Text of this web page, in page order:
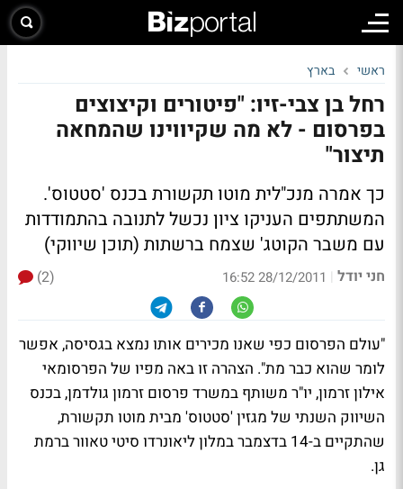
ראשי בארץ
רחל בן צבי-זיו: "פיטורים וקיצוצים
בפרסום - לא מה שקיווינו שהמחאה
תיצור"
כך אמרה מנכ"לית מוטו תקשורת בכנס 'סטטוס'.
המשתתפים העניקו ציון נכשל לתנובה בהתמודדות
עם משבר הקוטג' שצמח ברשתות (תוכן שיווקי)
חני יודל |
28/12/2011 16:52
(2)
"עולם הפרסום כפי שאנו מכירים אותו נמצא בגסיסה, אפשר
לומר שהוא כבר מת". הצהרה זו באה מפיו של הפרסומאי
אילון זרמון, יו"ר משותף במשרד פרסום זרמון גולדמן, בכנס
השיווק השנתי של מגזין 'סטטוס' מבית מוטו תקשורת,
שהתקיים ב-14 בדצמבר במלון ליאונרדו סיטי טאוור ברמת
גן.